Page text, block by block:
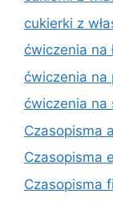
cukierki z
ćwiczenia na
ćwiczenia na
ćwiczenia na
Czasopisma
Czasopisma
Czasopisma